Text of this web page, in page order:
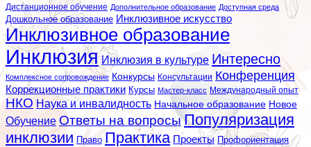
Дистанционное обучение Дополнительное образование Доступная среда
Дошкольное образование Инклюзивное искусство
Инклюзивное образование
Инклюзия Инклюзия в культуре Интересно
Комплексное сопровождение Конкурсы Консультации Конференция
Коррекционные практики Курсы Мастер-класс Международный опыт
НКО Наука и инвалидность Начальное образование Новое
Обучение Ответы на вопросыПопуляризация
инклюзии Право Практика Проекты Профориентация